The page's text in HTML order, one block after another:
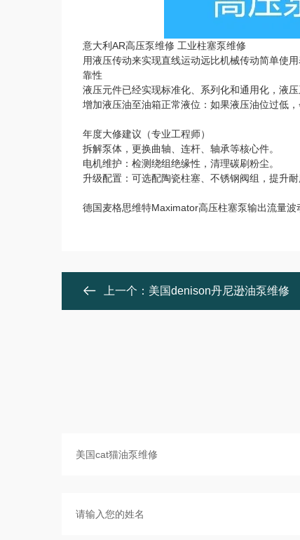
意大利AR高压泵维修 工业柱塞泵维修
用液压传动来实现直线运动远比机械传动简单使
靠性
液压元件已经实现标准化、系列化和通用化，液
增加液压油至油箱正常液位：如果液压油位过低
年度大修建议（专业工程师）
拆解泵体，更换曲轴、连杆、轴承等核心件。
电机维护：检测绕组绝缘性，清理碳刷粉尘。
升级配置：可选配陶瓷柱塞、不锈钢阀组，提升耐
德国麦格思维特Maximator高压柱塞泵输出流量波
上一个： 美国denison丹尼逊油泵维修